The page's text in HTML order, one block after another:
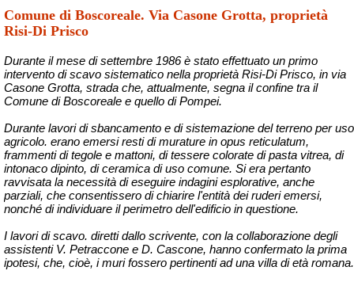
Comune di Boscoreale. Via Casone Grotta, proprietà
Risi-Di Prisco
Durante il mese di settembre 1986 è stato effettuato un primo
intervento di scavo sistematico nella proprietà Risi-Di Prisco, in via
Casone Grotta, strada che, attualmente, segna il confine tra il
Comune di Boscoreale e quello di Pompei.
Durante lavori di sbancamento e di sistemazione del terreno per uso
agricolo. erano emersi resti di murature in opus reticulatum,
frammenti di tegole e mattoni, di tessere colorate di pasta vitrea, di
intonaco dipinto, di ceramica di uso comune. Si era pertanto
ravvisata la necessità di eseguire indagini esplorative, anche
parziali, che consentissero di chiarire l'entità dei ruderi emersi,
nonché di individuare il perimetro dell'edificio in questione.
I lavori di scavo. diretti dallo scrivente, con la collaborazione degli
assistenti V. Petraccone e D. Cascone, hanno confermato la prima
ipotesi, che, cioè, i muri fossero pertinenti ad una villa di età romana.